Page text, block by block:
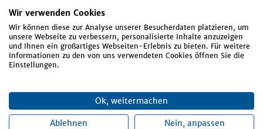
Wir verwenden Cookies
Wir können diese zur Analyse unserer Besucherdaten platzieren, um
unsere Webseite zu verbessern, personalisierte Inhalte anzuzeigen
und Ihnen ein großartiges Webseiten-Erlebnis zu bieten. Für weitere
Informationen zu den von uns verwendeten Cookies öffnen Sie die
Einstellungen.
Ok, weitermachen
Ablehnen Nein, anpassen
Telefon:0 87 72 / 8 07 - 15
Vertretung: Silvia Rauscher
Aufgabenbereiche:
Auskünfte aus dem Melderegister
Beglaubigungen